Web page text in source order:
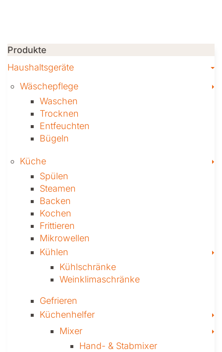
Produkte
Haushaltsgeräte
Wäschepflege
Waschen
Trocknen
Ent­feuch­ten
Bügeln
Küche
Spülen
Steamen
Backen
Kochen
Frittieren
Mikrowellen
Kühlen
Kühl­schränke
Weinklima­schränke
Gefrieren
Küchenhelfer
Mixer
Hand- & ­Stabmixer